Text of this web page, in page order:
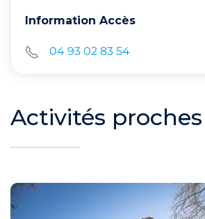
Information Accès
04 93 02 83 54
Activités